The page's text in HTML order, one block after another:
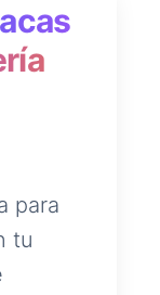
para
tu